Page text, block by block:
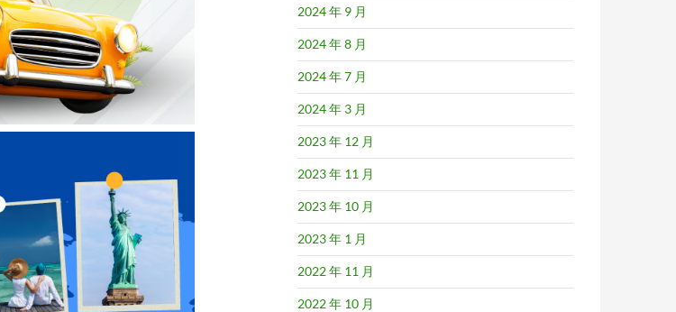
2024 年 9 月
2024 年 8 月
2024 年 7 月
2024 年 3 月
2023 年 12 月
2023 年 11 月
2023 年 10 月
2023 年 1 月
2022 年 11 月
2022 年 10 月